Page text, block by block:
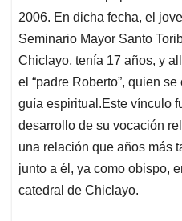
2006. En dicha fecha, el
Seminario Mayor Santo
Chiclayo, tenía 17 años, y
el “padre Roberto”, quien
guía espiritual.Este vínculo
desarrollo de su vocación
una relación que años más
junto a él, ya como obispo,
catedral de Chiclayo.